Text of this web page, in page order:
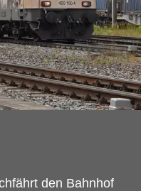
den Bahnhof